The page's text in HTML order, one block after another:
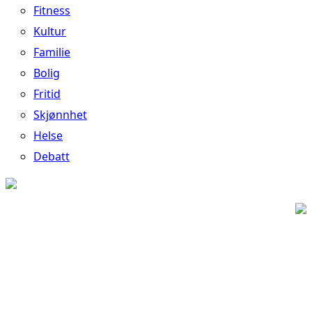
Fitness
Kultur
Familie
Bolig
Fritid
Skjønnhet
Helse
Debatt